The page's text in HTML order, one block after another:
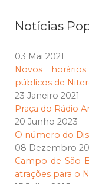
Notícias
03 Mai 2021
Novos
públicos de
23 Janeiro 2021
Praça do Rádio
20 Junho 2023
O número do
08 Dezembro
Campo de São
atrações para o